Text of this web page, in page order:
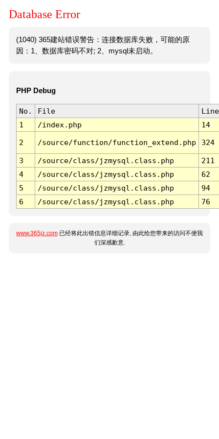
Database Error
(1040) 365建站错误警告：连接数据库失败，可能的原
因：1、数据库密码不对; 2、mysql未启动。
PHP Debug
No. File
Line
1
/index.php 14
2 /source/function/function_extend.php 324
3 /source/class/jzmysql.class.php
211
4
/source/class/jzmysql.class.php
62
5
/source/class/jzmysql.class.php
94
6
/source/class/jzmysql.class.php 76
www.365jz.com 已经将此出错信息详细记录, 由此给您带来的访问不便我
们深感歉意.